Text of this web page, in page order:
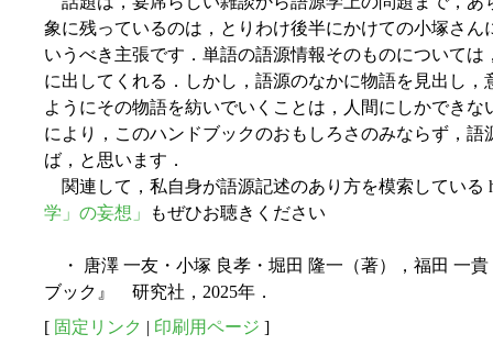
象に残っているのは，とりわけ後半にかけての小塚さ
いうべき主張です．単語の語源情報そのものについて
に出してくれる．しかし，語源のなかに物語を見出し
ようにその物語を紡いでいくことは，人間にしかでき
により，このハンドブックのおもしろさのみならず，
ば，と思います．
関連して，私自身が語源記述のあり方を模索している
学」の妄想」
もぜひお聴きください
・ 唐澤 一友・小塚 良孝・堀田 隆一（著），福田 一
ブック』 研究社，2025年．
[ 固定リンク | 印刷用ページ ]